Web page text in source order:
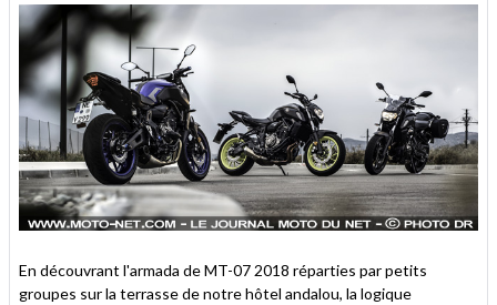
En découvrant l'armada de MT-07 2018 réparties par petits
groupes sur la terrasse de notre hôtel andalou, la logique